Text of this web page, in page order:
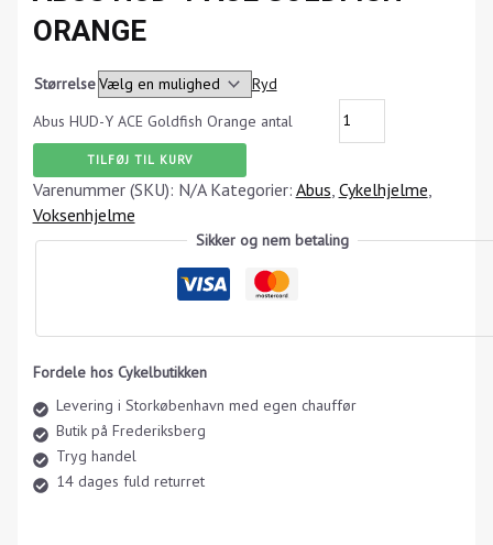
ORANGE
Størrelse
Ryd
Abus HUD-Y ACE Goldfish Orange antal
TILFØJ TIL KURV
Varenummer (SKU): N/A Kategorier: Abus Cykelhjelme
Voksenhjelme
Sikker og nem betaling
Fordele hos Cykelbutikken
Levering i Storkøbenhavn med egen chauffør
Butik på Frederiksberg
Tryg handel
14 dages fuld returret